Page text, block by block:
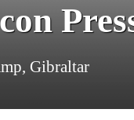
Gibraltar